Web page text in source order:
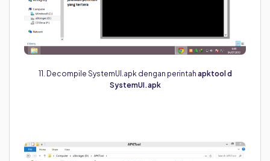
11. Decompile SystemUI.apk dengan perintah apktool d
SystemUI.apk